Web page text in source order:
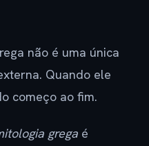
não é uma única
Quando ele
começo ao fim.
grega é